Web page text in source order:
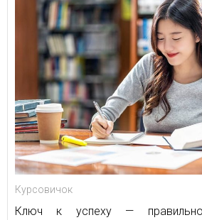
Курсовичок
Ключ к успеху —